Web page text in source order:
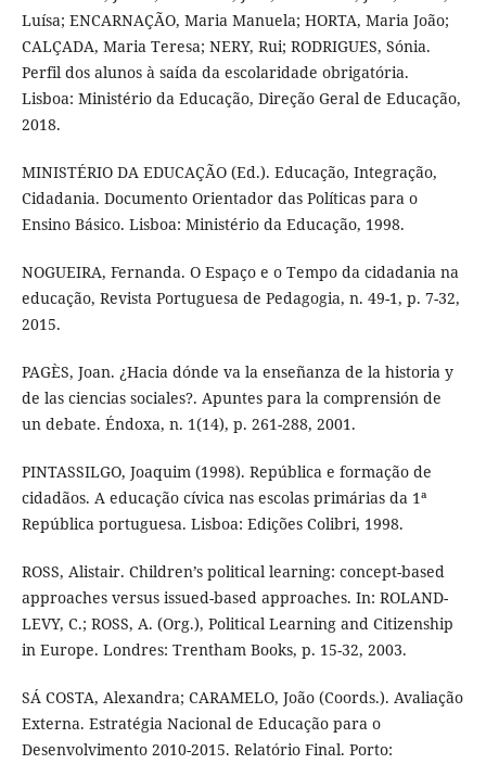
Luísa; ENCARNAÇÃO, Maria Manuela; HORTA, Maria João;
CALÇADA, Maria Teresa; NERY, Rui; RODRIGUES, Sónia.
Perfil dos alunos à saída da escolaridade obrigatória.
Lisboa: Ministério da Educação, Direção Geral de Educação,
2018.
MINISTÉRIO DA EDUCAÇÃO (Ed.). Educação, Integração,
Cidadania. Documento Orientador das Políticas para o
Ensino Básico. Lisboa: Ministério da Educação, 1998.
NOGUEIRA, Fernanda. O Espaço e o Tempo da cidadania na
educação, Revista Portuguesa de Pedagogia, n. 49-1, p. 7-32,
2015.
PAGÈS, Joan. ¿Hacia dónde va la enseñanza de la historia y
de las ciencias sociales?. Apuntes para la comprensión de
un debate. Éndoxa, n. 1(14), p. 261-288, 2001.
PINTASSILGO, Joaquim (1998). República e formação de
cidadãos. A educação cívica nas escolas primárias da 1ª
República portuguesa. Lisboa: Edições Colibri, 1998.
ROSS, Alistair. Children’s political learning: concept-based
approaches versus issued-based approaches. In: ROLAND-
LEVY, C.; ROSS, A. (Org.), Political Learning and Citizenship
in Europe. Londres: Trentham Books, p. 15-32, 2003.
SÁ COSTA, Alexandra; CARAMELO, João (Coords.). Avaliação
Externa. Estratégia Nacional de Educação para o
Desenvolvimento 2010-2015. Relatório Final. Porto: